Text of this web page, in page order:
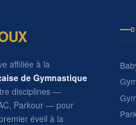
affiliée à la
de Gymnastique
disciplines —
Parkour — pour
éveil à la